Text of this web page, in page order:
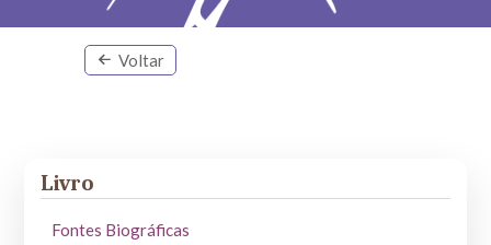
Voltar
Livro
Fontes Biográficas